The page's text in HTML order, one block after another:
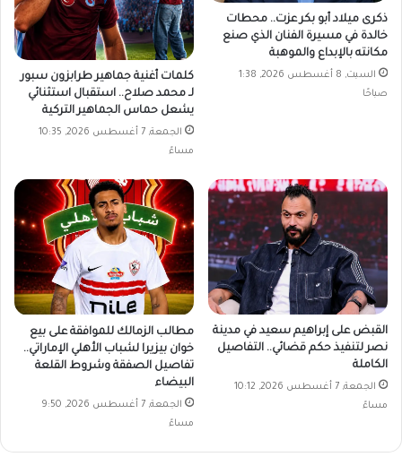
ذكرى ميلاد أبو بكر عزت.. محطات
خالدة في مسيرة الفنان الذي صنع
مكانته بالإبداع والموهبة
السبت, 8 أغسطس 2026, 1:38
صباحًا
كلمات أغنية جماهير طرابزون سبور
لـ محمد صلاح.. استقبال استثنائي
يشعل حماس الجماهير التركية
الجمعة, 7 أغسطس 2026, 10:35
مساءً
القبض على إبراهيم سعيد في مدينة
نصر لتنفيذ حكم قضائي.. التفاصيل
الكاملة
الجمعة, 7 أغسطس 2026, 10:12
مساءً
مطالب الزمالك للموافقة على بيع
خوان بيزيرا لشباب الأهلي الإماراتي..
تفاصيل الصفقة وشروط القلعة
البيضاء
الجمعة, 7 أغسطس 2026, 9:50
مساءً